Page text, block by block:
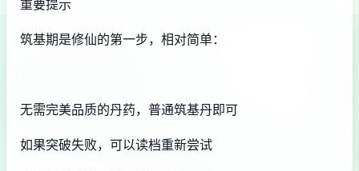
重要提示
筑基期是修仙的第一步，相对简单：
无需完美品质的丹药，普通筑基丹即可
如果突破失败，可以读档重新尝试